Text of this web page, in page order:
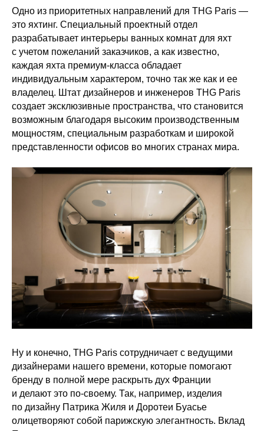
Одно из приоритетных направлений для THG Paris —
это яхтинг. Специальный проектный отдел
разрабатывает интерьеры ванных комнат для яхт
с учетом пожеланий заказчиков, а как известно,
каждая яхта премиум-класса обладает
индивидуальным характером, точно так же как и ее
владелец. Штат дизайнеров и инженеров THG Paris
создает эксклюзивные пространства, что становится
возможным благодаря высоким производственным
мощностям, специальным разработкам и широкой
представленности офисов во многих странах мира.
Ну и конечно, THG Paris сотрудничает с ведущими
дизайнерами нашего времени, которые помогают
бренду в полной мере раскрыть дух Франции
и делают это по-своему. Так, например, изделия
по дизайну Патрика Жиля и Доротеи Буасье
олицетворяют собой парижскую элегантность. Вклад